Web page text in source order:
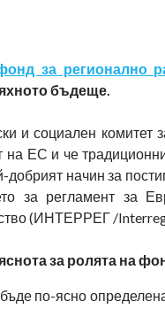
за регионално
бъдеще.
и социален комитет
на ЕС и че
начин за
за регламент за
(ИНТЕРРЕГ /
за ролята на
по-ясно